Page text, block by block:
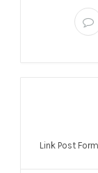
Link Post